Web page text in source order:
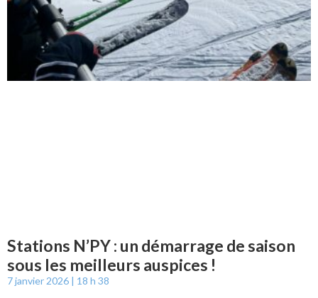
Stations N’PY : un démarrage de saison
sous les meilleurs auspices !
7 janvier 2026 18 h 38